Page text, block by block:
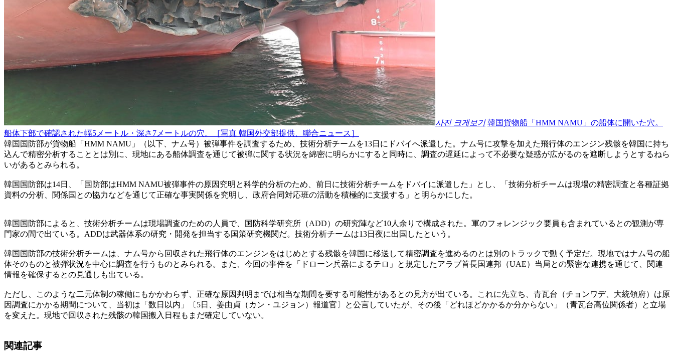
사진 크게보기 韓国貨物船「HMM NAMU」の船体に開いた穴。
船体下部で確認された幅5メートル・深さ7メートルの穴。［写真 韓国外交部提供、聯合ニュース］
韓国国防部が貨物船「HMM NAMU」（以下、ナム号）被弾事件を調査するため、技術分析チームを13日にドバイへ派遣した。ナム号に攻撃を加えた飛行体のエンジン残骸を韓国に持ち
込んで精密分析することとは別に、現地にある船体調査を通じて被弾に関する状況を綿密に明らかにすると同時に、調査の遅延によって不必要な疑惑が広がるのを遮断しようとするねら
いがあるとみられる。
韓国国防部は14日、「国防部はHMM NAMU被弾事件の原因究明と科学的分析のため、前日に技術分析チームをドバイに派遣した」とし、「技術分析チームは現場の精密調査と各種証拠
資料の分析、関係国との協力などを通じて正確な事実関係を究明し、政府合同対応班の活動を積極的に支援する」と明らかにした。
韓国国防部によると、技術分析チームは現場調査のための人員で、国防科学研究所（ADD）の研究陣など10人余りで構成された。軍のフォレンジック要員も含まれているとの観測が専
門家の間で出ている。ADDは武器体系の研究・開発を担当する国策研究機関だ。技術分析チームは13日夜に出国したという。
韓国国防部の技術分析チームは、ナム号から回収された飛行体のエンジンをはじめとする残骸を韓国に移送して精密調査を進めるのとは別のトラックで動く予定だ。現地ではナム号の船
体そのものと被弾状況を中心に調査を行うものとみられる。また、今回の事件を「ドローン兵器によるテロ」と規定したアラブ首長国連邦（UAE）当局との緊密な連携を通じて、関連
情報を確保するとの見通しも出ている。
ただし、このような二元体制の稼働にもかかわらず、正確な原因判明までは相当な期間を要する可能性があるとの見方が出ている。これに先立ち、青瓦台（チョンワデ、大統領府）は原
因調査にかかる期間について、当初は「数日以内」〔5日、姜由貞（カン・ユジョン）報道官〕と公言していたが、その後「どれほどかかるか分からない」（青瓦台高位関係者）と立場
を変えた。現地で回収された残骸の韓国搬入日程もまだ確定していない。
関連記事